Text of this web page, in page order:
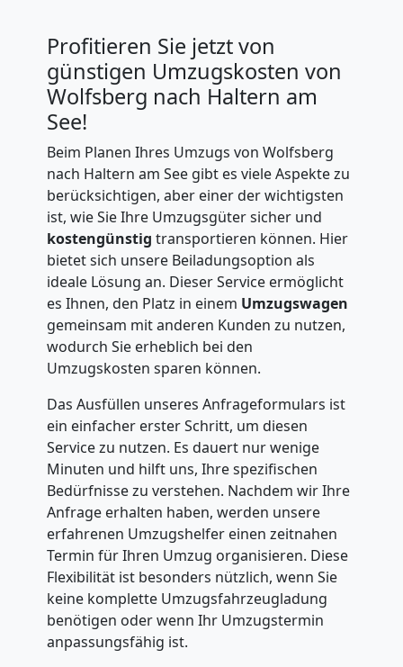
Profitieren Sie jetzt von
günstigen Umzugskosten von
Wolfsberg nach Haltern am
See!
Beim Planen Ihres Umzugs von Wolfsberg
nach Haltern am See gibt es viele Aspekte zu
berücksichtigen, aber einer der wichtigsten
ist, wie Sie Ihre Umzugsgüter sicher und
kostengünstig transportieren können. Hier
bietet sich unsere Beiladungsoption als
ideale Lösung an. Dieser Service ermöglicht
es Ihnen, den Platz in einem Umzugswagen
gemeinsam mit anderen Kunden zu nutzen,
wodurch Sie erheblich bei den
Umzugskosten sparen können.
Das Ausfüllen unseres Anfrageformulars ist
ein einfacher erster Schritt, um diesen
Service zu nutzen. Es dauert nur wenige
Minuten und hilft uns, Ihre spezifischen
Bedürfnisse zu verstehen. Nachdem wir Ihre
Anfrage erhalten haben, werden unsere
erfahrenen Umzugshelfer einen zeitnahen
Termin für Ihren Umzug organisieren. Diese
Flexibilität ist besonders nützlich, wenn Sie
keine komplette Umzugsfahrzeugladung
benötigen oder wenn Ihr Umzugstermin
anpassungsfähig ist.